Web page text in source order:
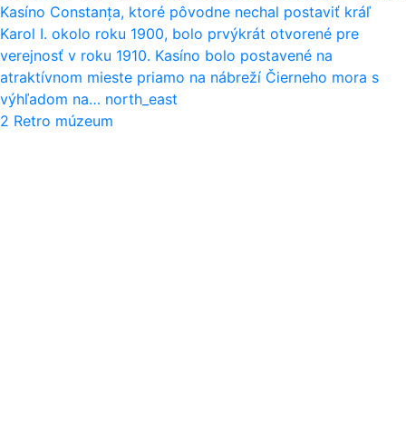
Kasíno Constanța, ktoré pôvodne nechal postaviť kráľ
Karol I. okolo roku 1900, bolo prvýkrát otvorené pre
verejnosť v roku 1910. Kasíno bolo postavené na
atraktívnom mieste priamo na nábreží Čierneho mora s
výhľadom na… north_east
2 Retro múzeum